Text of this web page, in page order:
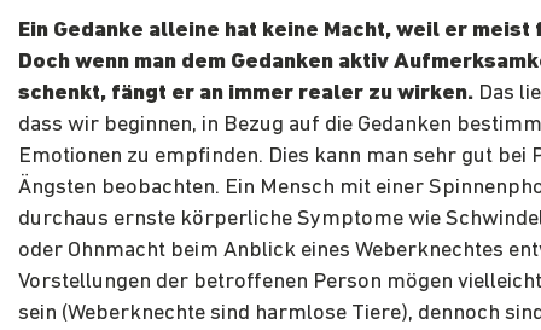
Ein Gedanke alleine hat keine Macht, weil er
Doch wenn man dem Gedanken aktiv
schenkt, fängt er an immer realer zu wirken. Das
dass wir beginnen, in Bezug auf die Gedanken
Emotionen zu empfinden. Dies kann man sehr gut bei
Ängsten beobachten. Ein Mensch mit einer
durchaus ernste körperliche Symptome wie
oder Ohnmacht beim Anblick eines Weberknechtes
Vorstellungen der betroffenen Person mögen
sein (Weberknechte sind harmlose Tiere), dennoch